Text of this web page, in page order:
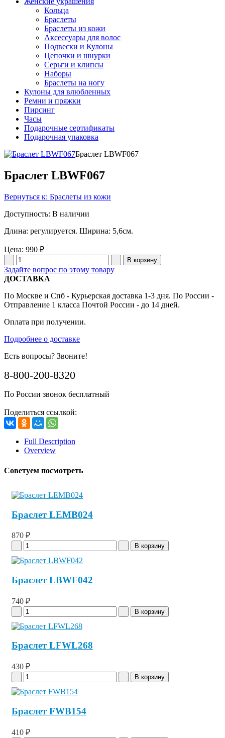
Кольца
Браслеты
Браслеты из кожи
Аксессуары для волос
Подвески и Кулоны
Цепочки и шнурки
Серьги и клипсы
Наборы
Браслеты на ногу
Кулоны для влюбленных
Ремни и пряжки
Пирсинг
Часы
Подарочные сертификаты
Подарочная упаковка
Браслет LBWF067
Браслет LBWF067
Вернуться к: Браслеты из кожи
Доступность: В наличии
Длина: регулируется. Ширина: 5,6см.
Цена: 990 ₽
Задайте вопрос по этому товару
ДОСТАВКА
По Москве и Спб - Курьерская доставка 1-3 дня. По России -
Отправление 1 класса Почтой России - до 14 дней.
Оплата при получении.
Подробнее о доставке
Есть вопросы? Звоните!
8-800-200-8320
По России звонок бесплатный
Поделиться ссылкой:
Full Description
Overview
Советуем посмотреть
Браслет LEMB024
870 ₽
Браслет LBWF042
740 ₽
Браслет LFWL268
430 ₽
Браслет FWB154
410 ₽